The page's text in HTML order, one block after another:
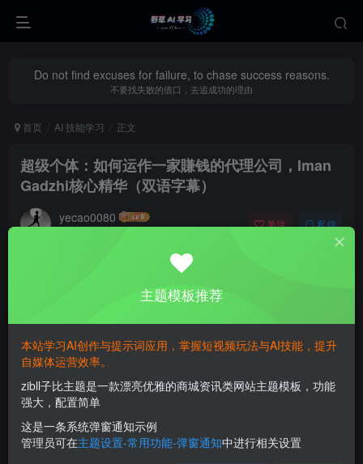
Do not find excuses for failure, to chase success reasons.
不要找失败的借口，去追成功的理由
首页 AI 技能学习 正文
超级个体：如何运作一家賺钱的代理公司，Iman
Gadzhi核心精华（双语字幕）
yecao0080 关注 私信
主题模板推荐
本站学习AI创作与提示词应用，掌握短视频玩法与AI技能，提升
自媒体运营效率。
zibll子比主题是一款漂亮优雅的商城资讯类网站主题模板，功能
强大，配置简单
这是一条系统弹窗通知示例
管理员可在主题设置-常用功能-弹窗通知中进行相关设置